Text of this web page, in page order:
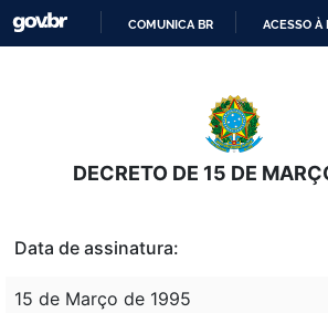
O
CONTEÚDO
COMUNICA BR ACESSO À
DECRETO DE 15 DE
Data de assinatura:
15 de Março de 1995